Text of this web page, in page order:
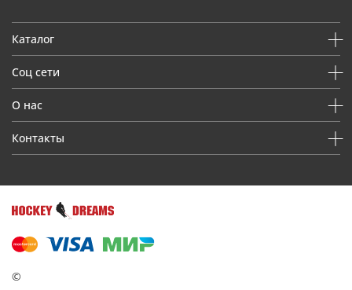
Каталог
Соц сети
О нас
Контакты
©